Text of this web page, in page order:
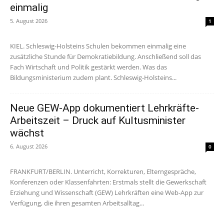
einmalig
5. August 2026 1
KIEL. Schleswig-Holsteins Schulen bekommen einmalig eine
zusätzliche Stunde für Demokratiebildung. Anschließend soll das
Fach Wirtschaft und Politik gestärkt werden. Was das
Bildungsministerium zudem plant. Schleswig-Holsteins...
Neue GEW-App dokumentiert Lehrkräfte-
Arbeitszeit – Druck auf Kultusminister
wächst
6. August 2026 0
FRANKFURT/BERLIN. Unterricht, Korrekturen, Elterngespräche,
Konferenzen oder Klassenfahrten: Erstmals stellt die Gewerkschaft
Erziehung und Wissenschaft (GEW) Lehrkräften eine Web-App zur
Verfügung, die ihren gesamten Arbeitsalltag...